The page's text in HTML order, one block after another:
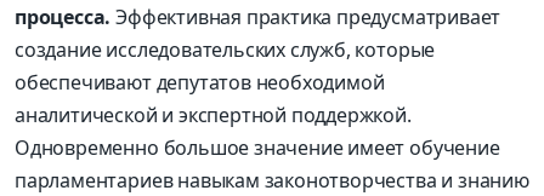
процесса. Эффективная практика предусматривает
создание исследовательских служб, которые
обеспечивают депутатов необходимой
аналитической и экспертной поддержкой.
Одновременно большое значение имеет обучение
парламентариев навыкам законотворчества и знанию